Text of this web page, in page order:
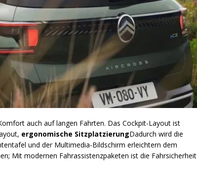
auch auf langen Fahrten. Das Cockpit-Layout ist
ergonomische SitzplatzierungDadurch wird die
und der Multimedia-Bildschirm erleichtern dem
Mit modernen Fahrassistenzpaketen ist die Fahrsicherheit